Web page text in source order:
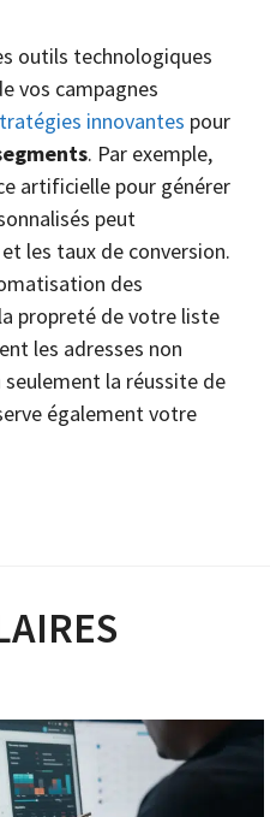
outils technologiques
vos campagnes
innovantes pour
. Par exemple,
artificielle pour générer
peut
les taux de conversion.
des
propreté de votre liste
les adresses non
la réussite de
également votre